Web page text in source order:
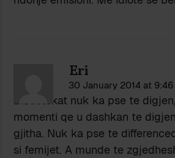
Eri
30 January 2014 at 9:46
Bibliotekat nuk ka pse te
momenti qe u dashkan te
gjitha. Nuk ka pse te
si femijet. A munde te